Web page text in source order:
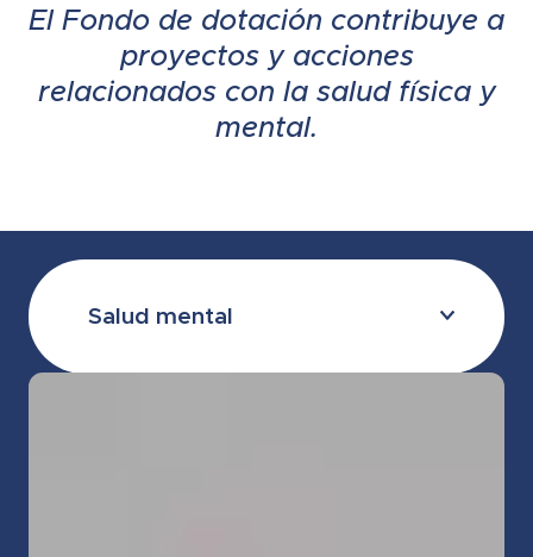
El Fondo de dotación contribuye a
proyectos y acciones
relacionados con la salud física y
mental.
Salud mental